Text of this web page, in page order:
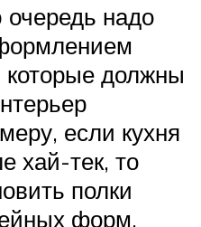
очередь надо
которые должны
если кухня
хай-тек, то
полки
форм.